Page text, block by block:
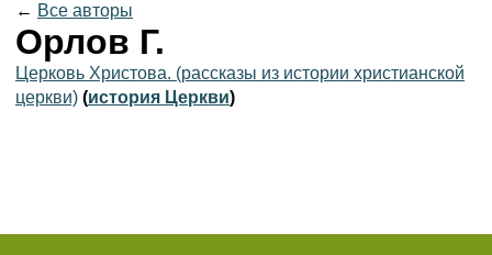
← Все авторы
Орлов Г.
Церковь Христова. (рассказы из истории христианской
церкви) (история Церкви)